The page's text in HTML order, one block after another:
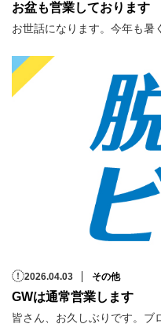
お盆も営業しております
お世話になります。今年も
2026.04.03 その他
GWは通常営業します
皆さん、お久しぶりです。ブ